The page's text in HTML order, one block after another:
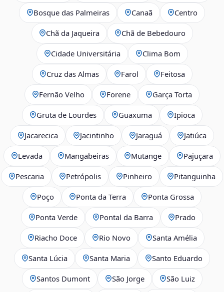
Bosque das Palmeiras Canaã Centro
Chã da Jaqueira Chã de Bebedouro
Cidade Universitária Clima Bom
Cruz das Almas Farol Feitosa
Fernão Velho Forene Garça Torta
Gruta de Lourdes Guaxuma Ipioca
Jacarecica Jacintinho Jaraguá Jatiúca
Levada Mangabeiras Mutange Pajuçara
Pescaria Petrópolis Pinheiro Pitanguinha
Poço Ponta da Terra Ponta Grossa
Ponta Verde Pontal da Barra Prado
Riacho Doce Rio Novo Santa Amélia
Santa Lúcia Santa Maria Santo Eduardo
Santos Dumont São Jorge São Luiz